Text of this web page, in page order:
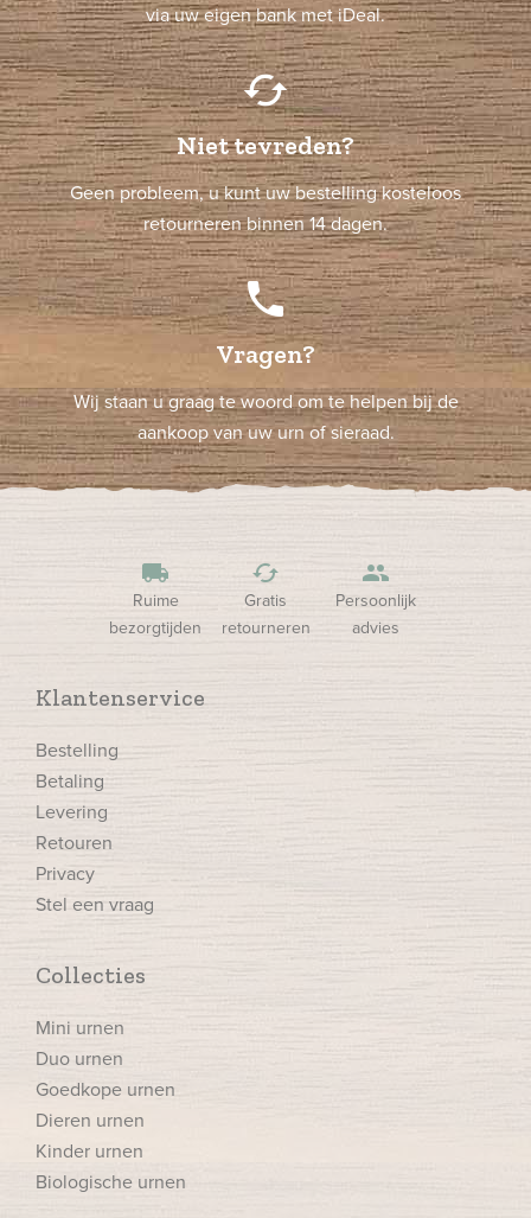
via uw eigen bank met iDeal.
cached
Niet tevreden?
Geen probleem, u kunt uw bestelling kosteloos
retourneren binnen 14 dagen.
phone
Vragen?
Wij staan u graag te woord om te helpen bij de
aankoop van uw urn of sieraad.
local_shipping
Ruime
bezorgtijden
cached
Gratis
retourneren
people
Persoonlijk
advies
Klantenservice
Bestelling
Betaling
Levering
Retouren
Privacy
Stel een vraag
Collecties
Mini urnen
Duo urnen
Goedkope urnen
Dieren urnen
Kinder urnen
Biologische urnen